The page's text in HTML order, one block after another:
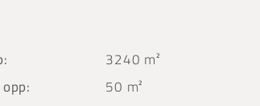
3240 m²
50 m²